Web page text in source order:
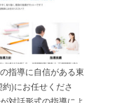
指導に自信がある東
)にお任せくださ